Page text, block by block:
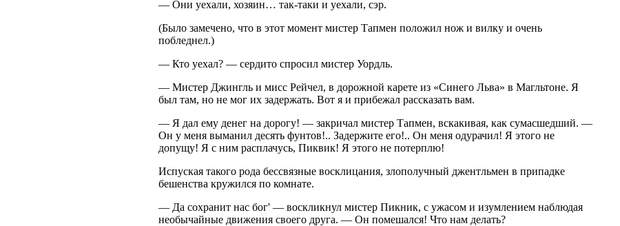
— Они уехали, хозяин… так-таки и уехали, сэр.
(Было замечено, что в этот момент мистер Тапмен положил нож и вилку и очень
побледнел.)
— Кто уехал? — сердито спросил мистер Уордль.
— Мистер Джингль и мисс Рейчел, в дорожной карете из «Синего Льва» в Магльтоне. Я
был там, но не мог их задержать. Вот я и прибежал рассказать вам.
— Я дал ему денег на дорогу! — закричал мистер Тапмен, вскакивая, как сумасшедший. —
Он у меня выманил десять фунтов!.. Задержите его!.. Он меня одурачил! Я этого не
допущу! Я с ним расплачусь, Пиквик! Я этого не потерплю!
Испуская такого рода бессвязные восклицания, злополучный джентльмен в припадке
бешенства кружился по комнате.
— Да сохранит нас бог' — воскликнул мистер Пикник, с ужасом и изумлением наблюдая
необычайные движения своего друга. — Он помешался! Что нам делать?